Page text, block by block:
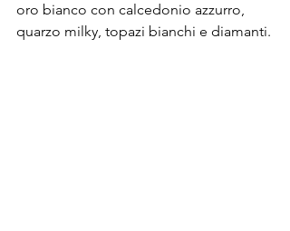
oro bianco con calcedonio azzurro,
quarzo milky, topazi bianchi e diamanti.